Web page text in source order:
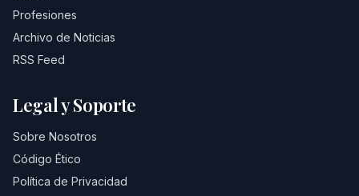
Profesiones
Archivo de Noticias
RSS Feed
Legal y Soporte
Sobre Nosotros
Código Ético
Política de Privacidad